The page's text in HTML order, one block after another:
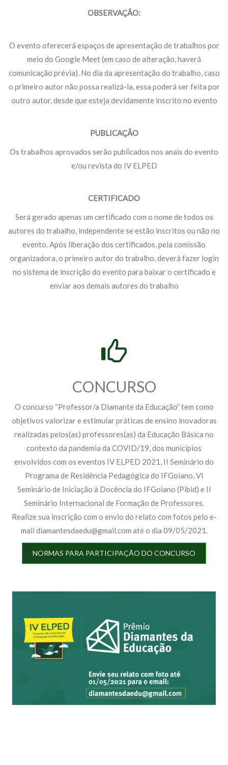
OBSERVAÇÃO:
O evento oferecerá espaços de apresentação de trabalhos por
meio do Google Meet (em caso de alteração, haverá
comunicação prévia). No dia da apresentação do trabalho, caso
o primeiro autor não possa realizá-la, essa poderá ser feita por
outro autor, desde que esteja devidamente inscrito no evento
PUBLICAÇÃO
Os trabalhos aprovados serão publicados nos anais do evento
e/ou revista do IV ELPED
CERTIFICADO
Será gerado apenas um certificado com o nome de todos os
autores do trabalho, independente se estão inscritos ou não no
evento. Após liberação dos certificados, pela comissão
organizadora, o primeiro autor do trabalho, deverá fazer login
no sistema de inscrição do evento para baixar o certificado e
enviar aos demais autores do trabalho
CONCURSO
O concurso “Professor/a Diamante da Educação” tem como
objetivos valorizar e estimular práticas de ensino inovadoras
realizadas pelos(as) professores(as) da Educação Básica no
contexto da pandemia da COVID/19, dos municípios
envolvidos com os eventos IV ELPED 2021, II Seminário do
Programa de Residência Pedagógica do IFGoiano, VI
Seminário de Iniciação à Docência do IFGoiano (Pibid) e II
Seminário Internacional de Formação de Professores.
Realize sua inscrição com o envio do relato com fotos pelo e-
mail diamantesdaedu@gmail.com até o dia 09/05/2021.
NORMAS PARA PARTICIPAÇÃO DO CONCURSO